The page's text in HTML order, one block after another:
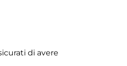
di avere